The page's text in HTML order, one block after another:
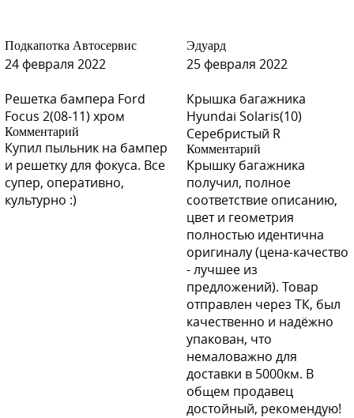
Подкапотка Автосервис
24 февраля 2022
Решетка бампера Ford
Focus 2(08-11) хром
Комментарий
Купил пыльник на бампер
и решетку для фокуса. Все
супер, оперативно,
культурно :)
Эдуард
25 февраля 2022
Крышка багажника
Hyundai Solaris(10)
Серебристый R
Комментарий
Крышку багажника
получил, полное
соответствие описанию,
цвет и геометрия
полностью идентична
оригиналу (цена-качество
- лучшее из
предложений). Товар
отправлен через ТК, был
качественно и надёжно
упакован, что
немаловажно для
доставки в 5000км. В
общем продавец
достойный, рекомендую!